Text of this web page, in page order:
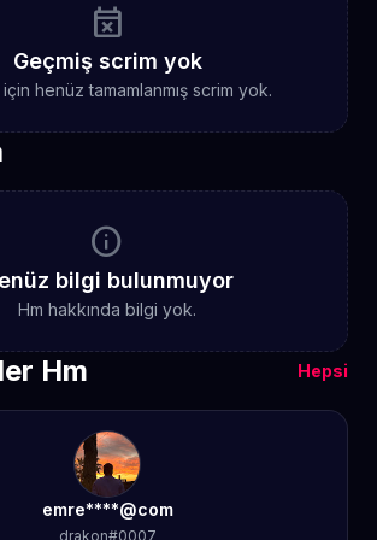
event_busy
Geçmiş scrim yok
henüz tamamlanmış scrim yok.
info
bilgi bulunmuyor
Hm hakkında bilgi yok.
Hm Hepsi
emre****@com
drakon#0007